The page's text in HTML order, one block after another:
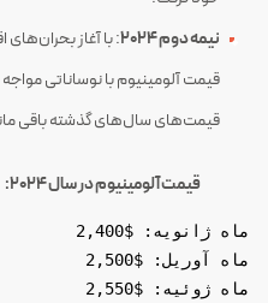
نیمه دوم 2024
: با آغاز
قیمت آلومینیوم با نوساناتی
قیمت‌های سال‌های گذشته باقی
قیمت آلومینیوم در سال 2024:
ماه ژانویه: $2,400
ماه آوریل: $2,500
ماه ژوئیه: $2,550